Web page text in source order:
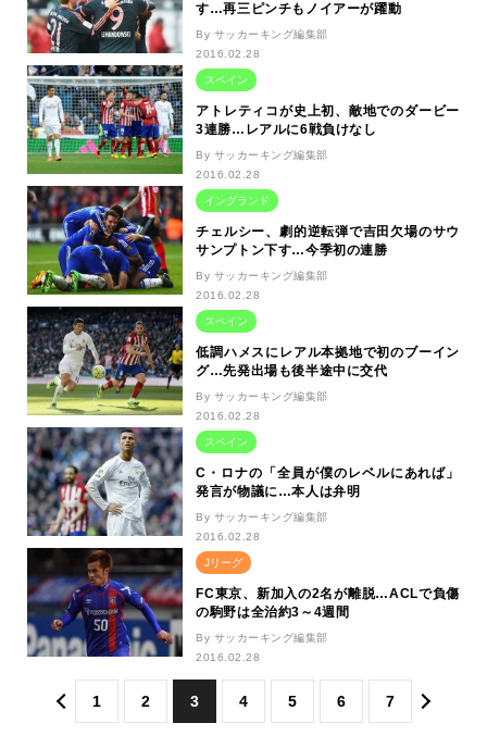
す…再三ピンチもノイアーが躍動
By サッカーキング編集部
2016.02.28
スペイン
アトレティコが史上初、敵地でのダービー
3連勝…レアルに6戦負けなし
By サッカーキング編集部
2016.02.28
イングランド
チェルシー、劇的逆転弾で吉田欠場のサウ
サンプトン下す…今季初の連勝
By サッカーキング編集部
2016.02.28
スペイン
低調ハメスにレアル本拠地で初のブーイン
グ…先発出場も後半途中に交代
By サッカーキング編集部
2016.02.28
スペイン
C・ロナの「全員が僕のレベルにあれば」
発言が物議に…本人は弁明
By サッカーキング編集部
2016.02.28
Jリーグ
FC東京、新加入の2名が離脱…ACLで負傷
の駒野は全治約3～4週間
By サッカーキング編集部
2016.02.28
1 2 3 4 5 6 7